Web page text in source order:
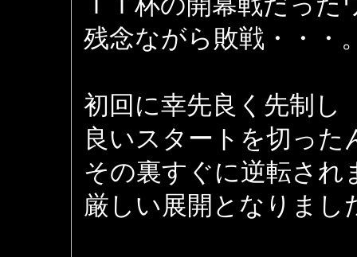
残念ながら敗戦・・・
初回に幸先良く先制し
良いスタートを切った
その裏すぐに逆転され
厳しい展開となりまし